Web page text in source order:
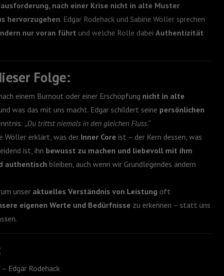
nach einer Krise nicht in alte Muster
hervorzugehen. Edgar Rodehack und Sabine Wöller sprechen
nur voran führt und welche Rolle dabei Authentizität
Folge:
einem Burnout oder einer Erschöpfung nicht in alte
was das mit uns macht. Edgar schildert seine persönlichen
„Du trittst niemals in den gleichen Fluss.“
Wöller erklärt, was der Inner Core ist – der Kern dessen, was
ist, ihn bewusst zu machen und liebevoll mit ihm
authentisch bleiben, auch wenn wir Grundlegendes ändern
unser aktuelles Verständnis von Leistung oft
eigenen Werte und Bedürfnisse zu erkennen – statt uns
– Edgar Rodehack